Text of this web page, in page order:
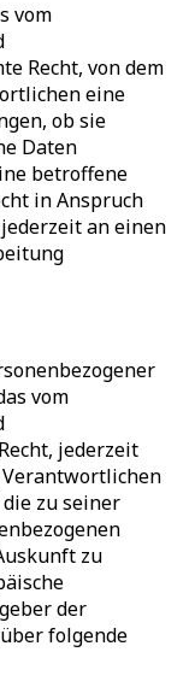
vom
Recht, von dem
eine
ob sie
Daten
betroffene
in Anspruch
an einen
vom
jederzeit
zu seiner
zu
der
folgende